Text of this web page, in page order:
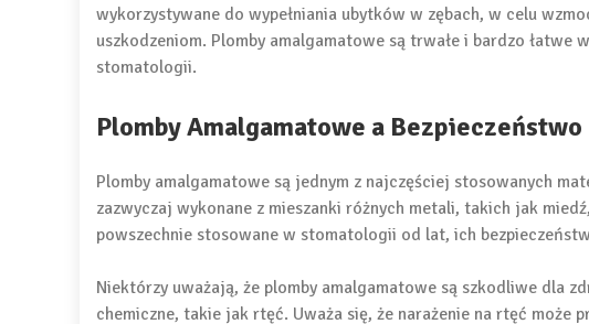
wykorzystywane do wypełniania ubytków w zębach, w celu
uszkodzeniom. Plomby amalgamatowe są trwałe i bardzo łatwe
stomatologii.
Plomby Amalgamatowe a Bezpieczeństwo
Plomby amalgamatowe są jednym z najczęściej stosowanych
zazwyczaj wykonane z mieszanki różnych metali, takich jak
powszechnie stosowane w stomatologii od lat, ich
Niektórzy uważają, że plomby amalgamatowe są szkodliwe dla
chemiczne, takie jak rtęć. Uważa się, że narażenie na rtęć może